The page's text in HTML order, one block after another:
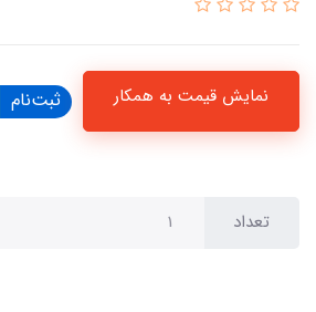
نمایش قیمت به همکار ثبت‌نام
تعداد